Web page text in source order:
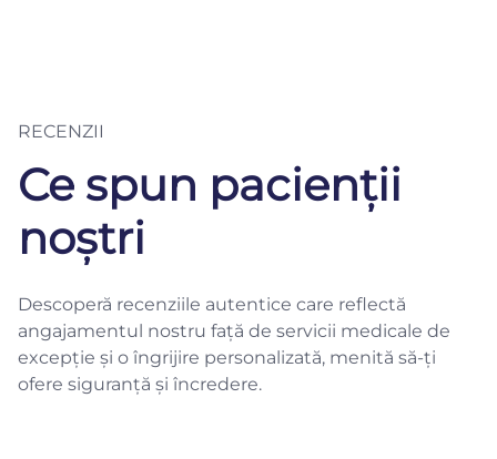
RECENZII
Ce spun pacienții
noștri
Descoperă recenziile autentice care reflectă
angajamentul nostru față de servicii medicale de
excepție și o îngrijire personalizată, menită să-ți
ofere siguranță și încredere.